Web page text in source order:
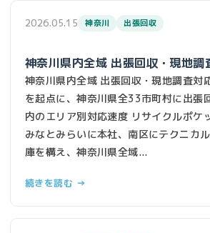
2026.05.15 神奈川 出張回収
神奈川県内全域 出張回収・現地調
神奈川県内全域 出張回収・現地調査対
を起点に、神奈川県全33市町村に出張
内のエリア別対応速度 リサイクルポケ
みなとみらいに本社、南区にテクニカ
庫を構え、神奈川県全域...
続きを読む →